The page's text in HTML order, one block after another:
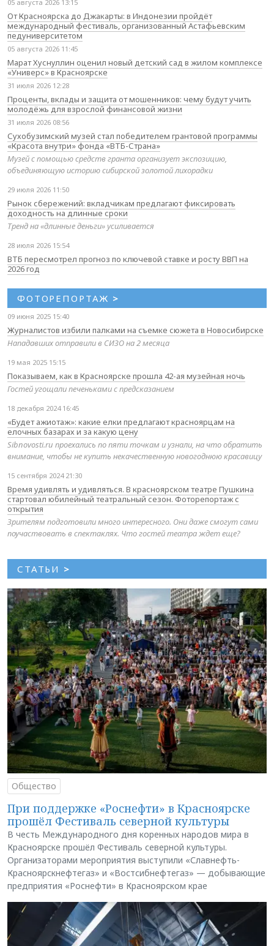
05 августа 2026 13:15
От Красноярска до Джакарты: в Индонезии пройдёт
международный фестиваль, организованный Астафьевским
педуниверситетом
05 августа 2026 11:45
Марат Хуснуллин оценил новый детский сад в жилом комплексе
«Универс» в Красноярске
31 июля 2026 12:28
Проценты, вклады и защита от мошенников: чему будут учить
молодёжь для взрослой финансовой жизни
31 июля 2026 08:56
Сухобузимский музей стал победителем грантовой программы
«Красота внутри» фонда «ВТБ-Страна»
Музей с помощью средств гранта организует экспозицию,
объединяющую историю сибирской золотой лихорадки
29 июля 2026 11:50
Рынок сбережений: вкладчикам предлагают фиксировать
доходность на длинные сроки
Тренд на «длинные деньги» усиливается
28 июля 2026 15:54
ВТБ пересмотрел прогноз по ключевой ставке и росту ВВП на
2026 год
ФОТОРЕПОРТАЖ >
09 июня 2025 15:40
Журналистов избили палками на съемке сюжета в Новосибирске
Нападавших отправили в СИЗО на 2 месяца
19 мая 2025 15:15
Показываем, как в Красноярске прошла 42-ая музейная ночь
Гостей угощали печеньками с предсказанием
18 декабря 2024 16:45
«Будет ажиотаж»: какие елки предлагают красноярцам на
елочных базарах и за какую цену
Sibnovosti.ru проехались по пяти точкам и узнали, на что обратить
внимание, чтобы не купить некачественную новогоднюю красавицу
15 сентября 2024 21:30
Время удивлять и удивляться. В красноярском театре Пушкина
стартовал юбилейный театральный сезон. Фоторепортаж с
открытия
Зрителям подготовили много интересного. Они даже смогут сами
поучаствовать в спектаклях. Что гостей театра ждет еще?
СТАТЬИ >
Общество
При поддержке «Роснефти» в Красноярске
прошёл Фестиваль северной культуры
В честь Международного дня коренных народов мира в
Красноярске прошёл Фестиваль северной культуры.
Организаторами мероприятия выступили «Славнефть-
Красноярскнефтегаз» и «Востсибнефтегаз» — добывающие
предприятия «Роснефти» в Красноярском крае